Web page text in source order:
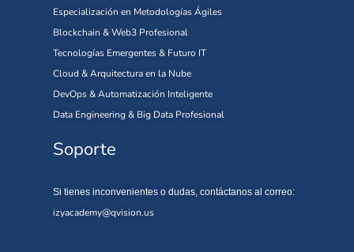
Especialización en Metodologías Ágiles
Blockchain & Web3 Profesional
Tecnologías Emergentes & Futuro IT
Cloud & Arquitectura en la Nube
DevOps & Automatización Inteligente
Data Engineering & Big Data Profesional
Soporte
Si tienes inconvenientes o dudas, contáctanos al correo:
izyacademy@qvision.us